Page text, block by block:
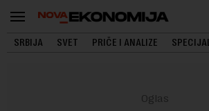
SRBIJA SVET PRIČE I ANALIZE